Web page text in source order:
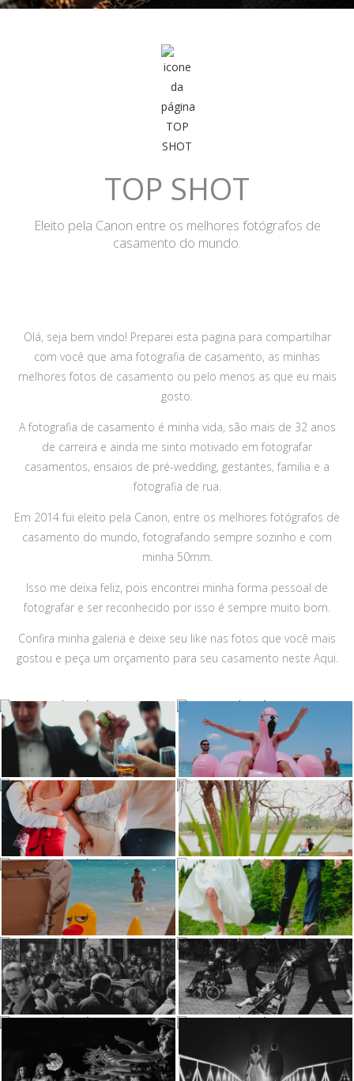
TOP SHOT
Eleito pela Canon entre os melhores fotógrafos de
casamento do mundo.
Olá, seja bem vindo! Preparei esta pagina para compartilhar
com você que ama fotografia de casamento, as minhas
melhores fotos de casamento ou pelo menos as que eu mais
gosto.
A fotografia de casamento é minha vida, são mais de 32 anos
de carreira e ainda me sinto motivado em fotografar
casamentos, ensaios de pré-wedding, gestantes, familia e a
fotografia de rua.
Em 2014 fui eleito pela Canon, entre os melhores fotógrafos de
casamento do mundo, fotografando sempre sozinho e com
minha 50mm.
Isso me deixa feliz, pois encontrei minha forma pessoal de
fotografar e ser reconhecido por isso é sempre muito bom.
Confira minha galeria e deixe seu like nas fotos que você mais
gostou e peça um orçamento para seu casamento neste Aqui.